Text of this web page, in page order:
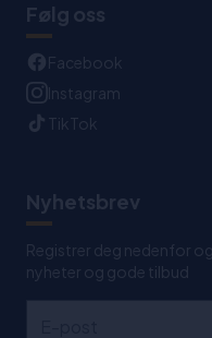
Følg oss
Facebook
Instagram
TikTok
Nyhetsbrev
Registrer deg nedenfor
nyheter og gode tilbud